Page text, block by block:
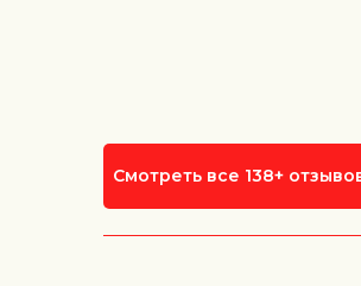
Смотреть все 138+